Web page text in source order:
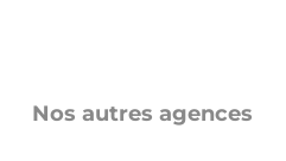
Nos autres agences